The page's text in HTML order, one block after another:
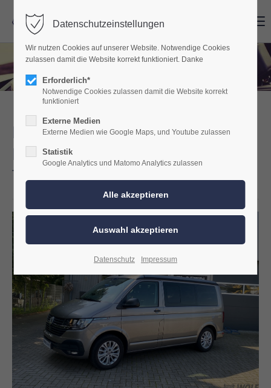
Perfekte Übersicht mit einer
Rückfahrkamera für de VW
T6.1.
Datenschutzeinstellungen
Wir nutzen Cookies auf unserer Website. Notwendige Cookies
zulassen damit die Website korrekt funktioniert. Danke
Erforderlich*
Notwendige Cookies zulassen damit die Website korrekt
funktioniert
Externe Medien
Externe Medien wie Google Maps, und Youtube zulassen
Statistik
Google Analytics und Matomo Analytics zulassen
Datenschutz Impressum